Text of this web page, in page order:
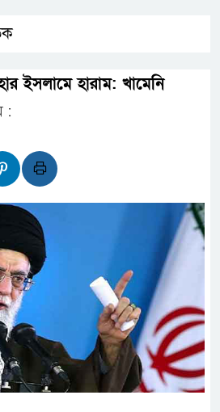
প্রধানমন্ত্রী
সাংবাদিক রাজু আহমেদ
সদস্য
সিএমএসএফ পুঁজিবাজারে
গুরুত্বপূর্ণ ভূমিকা রাখছে: ওয়াসি আজম
আন্তর্জাতিক মানের প্যারা
নিয়েছে সরকার
ইসলামে হারাম: খামেনি
: